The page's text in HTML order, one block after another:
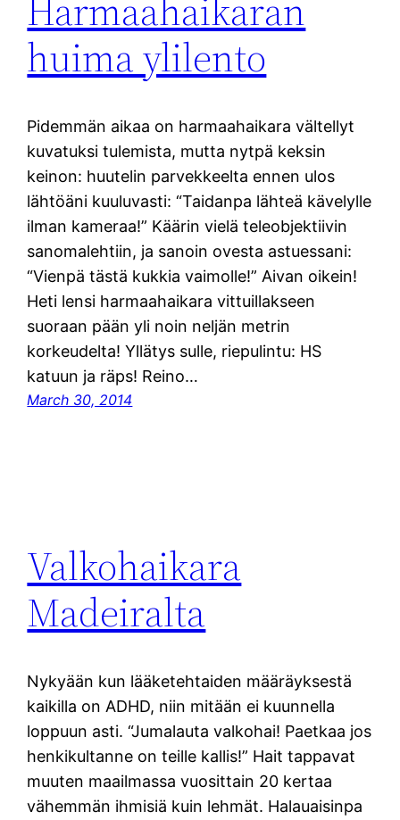
Harmaahaikaran
huima ylilento
Pidemmän aikaa on harmaahaikara vältellyt
kuvatuksi tulemista, mutta nytpä keksin
keinon: huutelin parvekkeelta ennen ulos
lähtöäni kuuluvasti: “Taidanpa lähteä kävelylle
ilman kameraa!” Käärin vielä teleobjektiivin
sanomalehtiin, ja sanoin ovesta astuessani:
“Vienpä tästä kukkia vaimolle!” Aivan oikein!
Heti lensi harmaahaikara vittuillakseen
suoraan pään yli noin neljän metrin
korkeudelta! Yllätys sulle, riepulintu: HS
katuun ja räps! Reino…
March 30, 2014
Valkohaikara
Madeiralta
Nykyään kun lääketehtaiden määräyksestä
kaikilla on ADHD, niin mitään ei kuunnella
loppuun asti. “Jumalauta valkohai! Paetkaa jos
henkikultanne on teille kallis!” Hait tappavat
muuten maailmassa vuosittain 20 kertaa
vähemmän ihmisiä kuin lehmät. Halauaisinpa